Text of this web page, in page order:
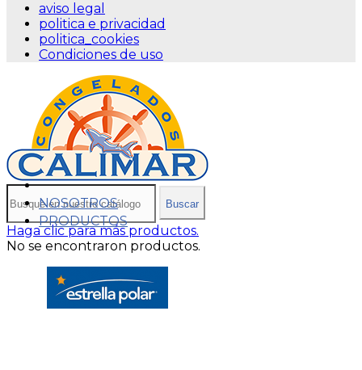
aviso legal
politica e privacidad
politica_cookies
Condiciones de uso
Buscar
Haga clic para más productos.
No se encontraron productos.
NOSOTROS
PRODUCTOS